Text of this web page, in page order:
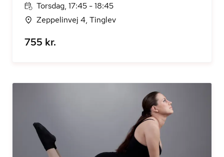
Torsdag, 17:45 - 18:45
Zeppelinvej 4, Tinglev
755 kr.